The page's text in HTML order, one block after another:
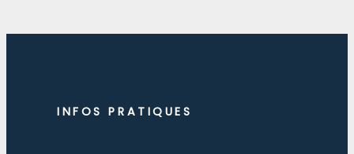
INFOS PRATIQUES